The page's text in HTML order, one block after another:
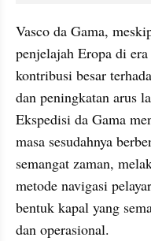
Vasco da Gama,
penjelajah Eropa di
kontribusi besar
dan peningkatan arus
Ekspedisi da Gama
masa sesudahnya
semangat zaman,
metode navigasi
bentuk kapal yang
dan operasional.